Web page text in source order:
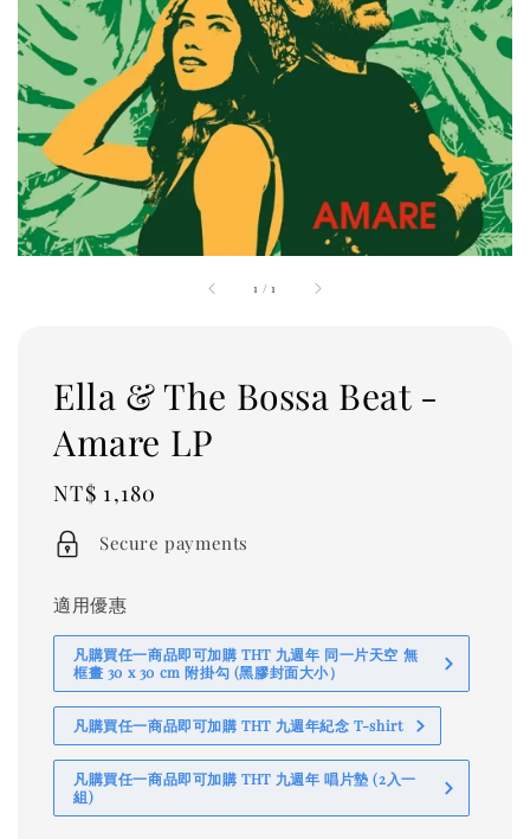
1 /1
Ella & The Bossa Beat -
Amare LP
Regular
price
NT$ 1,180
Secure payments
適用優惠
凡購買任一商品即可加購 THT 九週年 同一片天空 無
框畫 30 x 30 cm 附掛勾 (黑膠封面大小）
凡購買任一商品即可加購 THT 九週年紀念 T-shirt
凡購買任一商品即可加購 THT 九週年 唱片墊 (2入一
組)